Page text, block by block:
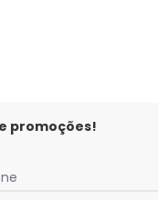
promoções!